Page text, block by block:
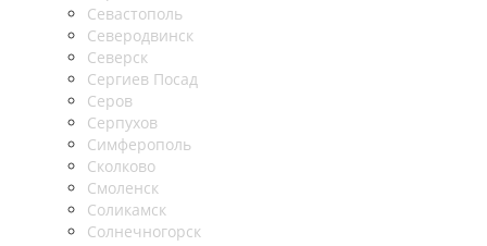
Севастополь
Северодвинск
Северск
Сергиев Посад
Серов
Серпухов
Симферополь
Сколково
Смоленск
Соликамск
Солнечногорск